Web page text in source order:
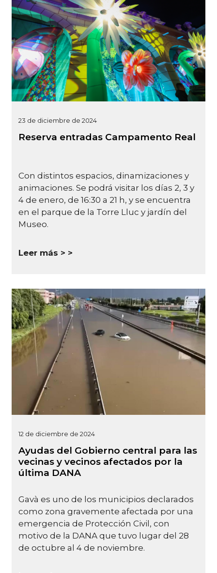
23 de diciembre de 2024
Reserva entradas Campamento Real
Con distintos espacios, dinamizaciones y
animaciones. Se podrá visitar los días 2, 3 y
4 de enero, de 16:30 a 21 h, y se encuentra
en el parque de la Torre Lluc y jardín del
Museo.
Leer más >
12 de diciembre de 2024
Ayudas del Gobierno central para las
vecinas y vecinos afectados por la
última DANA
Gavà es uno de los municipios declarados
como zona gravemente afectada por una
emergencia de Protección Civil, con
motivo de la DANA que tuvo lugar del 28
de octubre al 4 de noviembre.